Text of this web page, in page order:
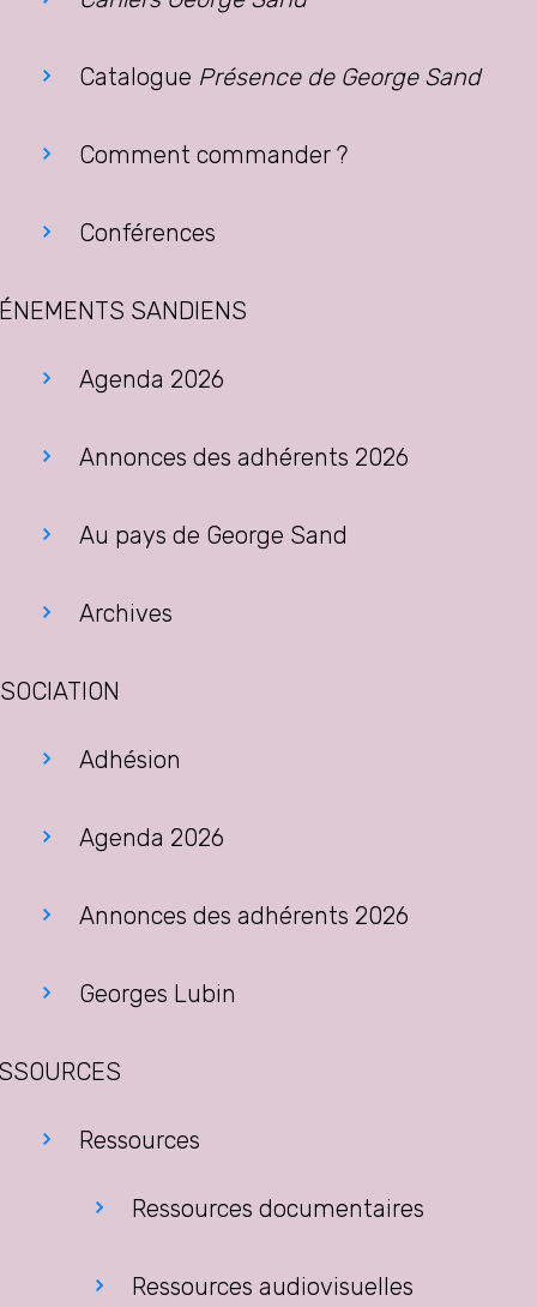
Catalogue Présence de George Sand
Comment commander ?
Conférences
SANDIENS
Agenda 2026
Annonces des adhérents 2026
Au pays de George Sand
Archives
Adhésion
Agenda 2026
Annonces des adhérents 2026
Georges Lubin
Ressources
Ressources documentaires
Ressources audiovisuelles